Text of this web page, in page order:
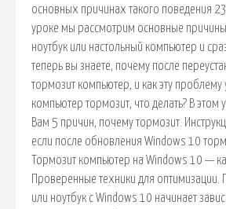
основных причинах такого поведения
уроке мы рассмотрим основные
ноутбук или настольный компьютер и
теперь вы знаете, почему после
тормозит компьютер, и как эту проблему
компьютер тормозит, что делать? В этом
Вам 5 причин, почему тормозит.
если после обновления Windows 10
Тормозит компьютер на Windows 10 —
Проверенные техники для
или ноутбук с Windows 10 начинает